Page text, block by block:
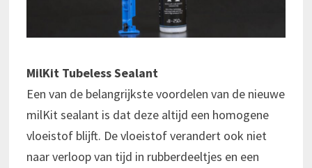
MilKit Tubeless Sealant
Een van de belangrijkste voordelen van de nieuwe
milKit sealant is dat deze altijd een homogene
vloeistof blijft. De vloeistof verandert ook niet
naar verloop van tijd in rubberdeeltjes en een